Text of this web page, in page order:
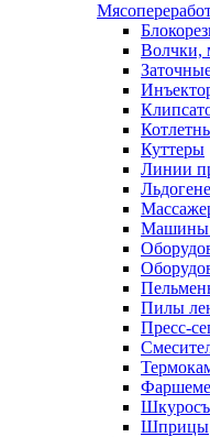
Волчки,
Куттеры
Линии
Машины
Пилы
Пресс-
Шприцы